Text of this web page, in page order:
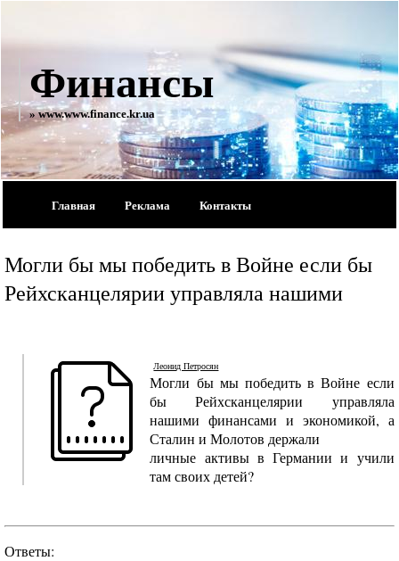
Финансы
» www.www.finance.kr.ua
Главная Реклама Контакты
Могли бы мы победить в Войне если бы
Рейхсканцелярии управляла нашими
Леонид Петросян
Могли бы мы победить в Войне если
бы Рейхсканцелярии управляла
нашими финансами и экономикой, а
Сталин и Молотов держали
личные активы в Германии и учили
там своих детей?
Ответы: